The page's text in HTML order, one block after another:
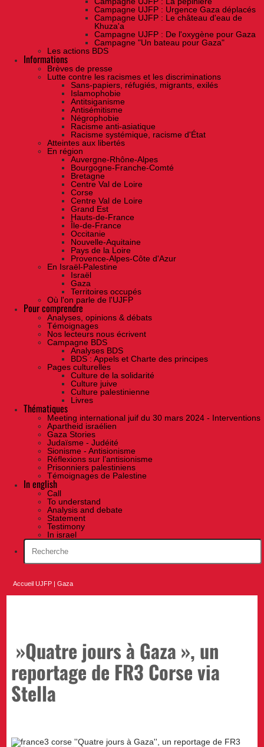
Campagne UJFP : Urgence Gaza déplacés
Campagne UJFP : Le château d'eau de
Khuza'a
Campagne UJFP : De l'oxygène pour Gaza
Campagne "Un bateau pour Gaza"
Les actions BDS
Informations
Brèves de presse
Lutte contre les racismes et les discriminations
Sans-papiers, réfugiés, migrants, exilés
Islamophobie
Antitsiganisme
Antisémitisme
Négrophobie
Racisme anti-asiatique
Racisme systémique, racisme d'État
Atteintes aux libertés
En région
Auvergne-Rhône-Alpes
Bourgogne-Franche-Comté
Bretagne
Centre Val de Loire
Corse
Centre Val de Loire
Grand Est
Hauts-de-France
Île-de-France
Occitanie
Nouvelle-Aquitaine
Pays de la Loire
Provence-Alpes-Côte d'Azur
En Israël-Palestine
Israël
Gaza
Territoires occupés
Où l'on parle de l'UJFP
Pour comprendre
Analyses, opinions & débats
Témoignages
Nos lecteurs nous écrivent
Campagne BDS
Analyses BDS
BDS : Appels et Charte des principes
Pages culturelles
Culture de la solidarité
Culture juive
Culture palestinienne
Livres
Thématiques
Meeting international juif du 30 mars 2024 - Interventions
Apartheid israélien
Gaza Stories
Judaïsme - Judéité
Sionisme - Antisionisme
Réflexions sur l’antisionisme
Prisonniers palestiniens
Témoignages de Palestine
In english
Call
To understand
Analysis and debate
Statement
Testimony
In israel
Accueil UJFP |Gaza
»Quatre jours à Gaza », un
reportage de FR3 Corse via
Stella